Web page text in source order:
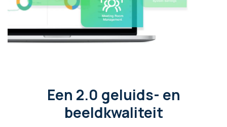
Een 2.0 geluids- en
beeldkwaliteit